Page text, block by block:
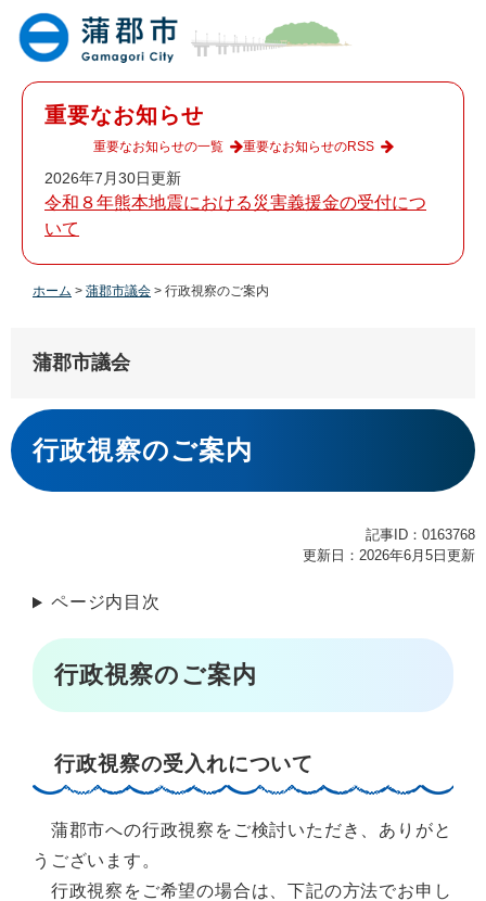
重要なお知らせ
2026年7月30日更新
令和８年熊本地震における災害義援金の受付につ
いて
重要なお知らせの一覧 重要なお知らせのRSS
ホーム > 蒲郡市議会 > 行政視察のご案内
蒲郡市議会
本
文
行政視察のご案内
記事ID：0163768
更新日：2026年6月5日更新
ページ内目次
行政視察のご案内
行政視察の受入れについて
蒲郡市への行政視察をご検討いただき、ありがと
うございます。
行政視察をご希望の場合は、下記の方法でお申し